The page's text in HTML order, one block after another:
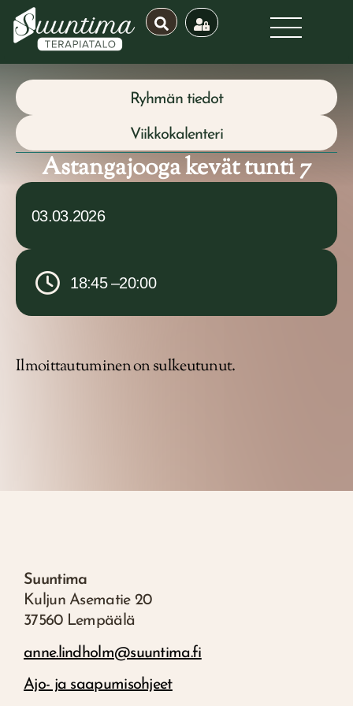
Ryhmän tiedot
Viikkokalenteri
Astangajooga kevät tunti 7
03.03.2026
18:45 –20:00
Ilmoittautuminen on sulkeutunut.
Suuntima
Kuljun Asematie 20
37560 Lempäälä
anne.lindholm@suuntima.fi
Ajo- ja saapumisohjeet